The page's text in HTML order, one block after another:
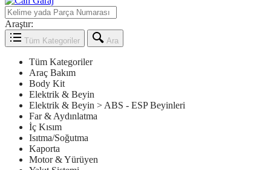
Araştır:
Tüm Kategoriler Ara
Tüm Kategoriler
Araç Bakım
Body Kit
Elektrik & Beyin
Elektrik & Beyin > ABS - ESP Beyinleri
Far & Aydınlatma
İç Kısım
Isıtma/Soğutma
Kaporta
Motor & Yürüyen